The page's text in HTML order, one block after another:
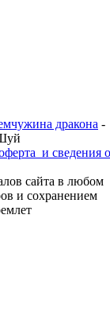
дракона -
и сведения о
сайта в любом
и сохранением